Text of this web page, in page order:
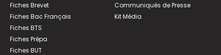
Fiches Brevet
Fiches Bac Français
Fiches BTS
Fiches Prépa
Fiches BUT
Communiqués de Presse
Kit Média